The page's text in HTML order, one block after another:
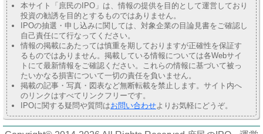
本サイト「庶民のIPO」は、情報の提供を目的として運営しており
投資の勧誘を目的とするものではありません。
IPOの抽選・申し込みに関しては、対象企業の目論見書をご確認し
自己責任にて行なってください。
情報の掲載にあたっては慎重を期しておりますが正確性を保証す
るものではありません。掲載している情報については各Webサイ
トにて最新情報をご確認ください。これらの情報に基づいて被っ
たいかなる損害について一切の責任を負いません。
掲載の記事・写真・図表など無断転載を禁止します。サイト内へ
のリンクはすべてリンクフリーです。
IPOに関する疑問や質問はお問い合わせよりお気軽にどうぞ。